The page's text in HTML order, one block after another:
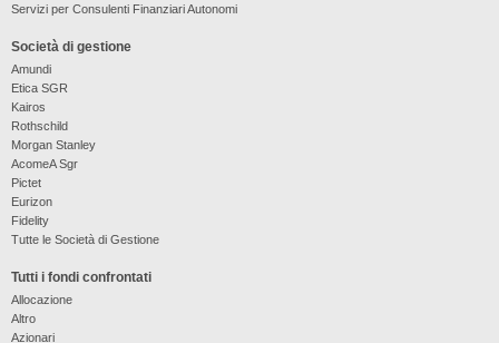
Servizi per Consulenti Finanziari Autonomi
Società di gestione
Amundi
Etica SGR
Kairos
Rothschild
Morgan Stanley
AcomeA Sgr
Pictet
Eurizon
Fidelity
Tutte le Società di Gestione
Tutti i fondi confrontati
Allocazione
Altro
Azionari